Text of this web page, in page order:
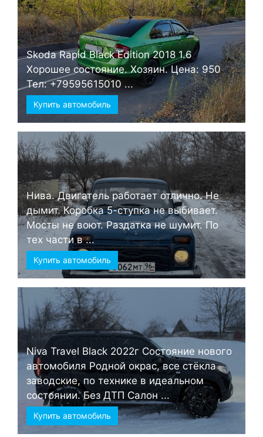
Skoda Rapid Black Edition 2018 1.6
Хорошее состояние. Хозяин. Цена: 950
Тел: +79595615010 ...
Купить автомобиль
Нива. Двигатель работает отлично. Не
дымит. Коробка 5-ступка не выбивает.
Мосты не воют. Раздатка не шумит. По
тех части в ...
Купить автомобиль
Niva Travel Black 2022г Состояние нового
автомобиля Родной окрас, все стёкла
заводские, по технике в идеальном
состоянии. Без ДТП Салон ...
Купить автомобиль